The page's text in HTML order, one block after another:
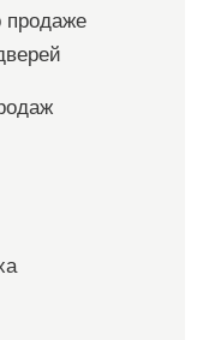
продаже